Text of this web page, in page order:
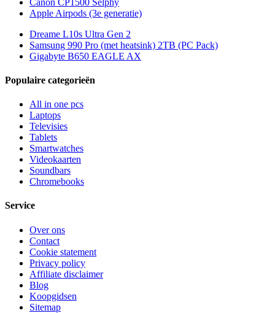
Apple Airpods (3e generatie)
Dreame L10s Ultra Gen 2
Samsung 990 Pro (met heatsink) 2TB (PC Pack)
Gigabyte B650 EAGLE AX
Populaire categorieën
All in one pcs
Laptops
Televisies
Tablets
Smartwatches
Videokaarten
Soundbars
Chromebooks
Service
Over ons
Contact
Cookie statement
Privacy policy
Affiliate disclaimer
Blog
Koopgidsen
Sitemap